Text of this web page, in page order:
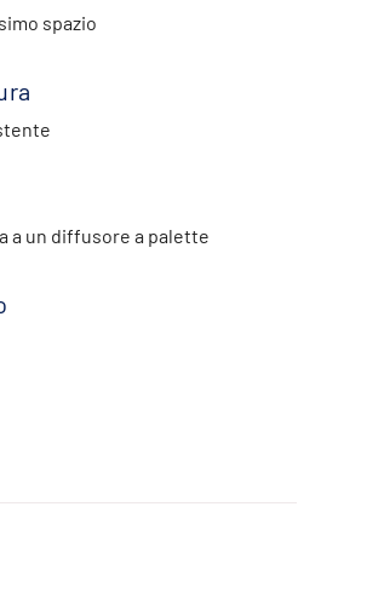
spazio
a un diffusore a palette